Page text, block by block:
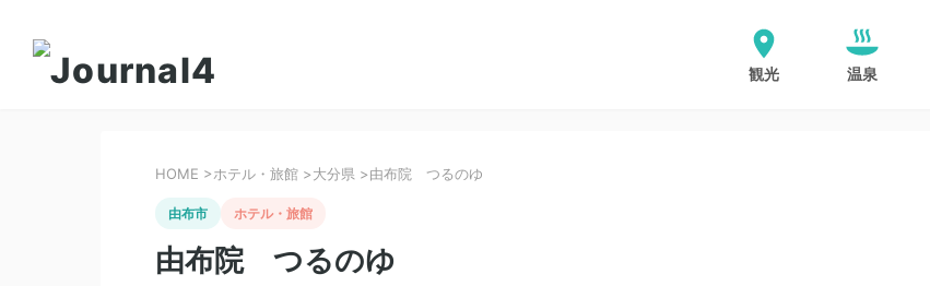
観光 温泉
HOME >ホテル・旅館 >大分県 >由布院 つるのゆ
由布市 ホテル・旅館
由布院 つるのゆ